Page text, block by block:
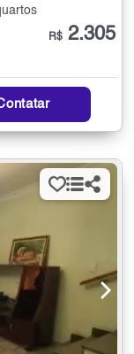
R$ 2.305